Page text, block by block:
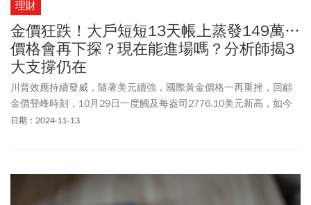
理財
金價狂跌！大戶短短13天帳上蒸發149萬…
價格會再下探？現在能進場嗎？分析師揭3
大支撐仍在
川普效應持續發威，隨著美元續強，國際黃金價格一再重挫，回顧
金價登峰時刻，10月29日一度觸及每盎司2776.10美元新高，如今
在2606美元盤整震盪。據了解，一名黃金大戶因國際金價持續走
日期：2024-11-13